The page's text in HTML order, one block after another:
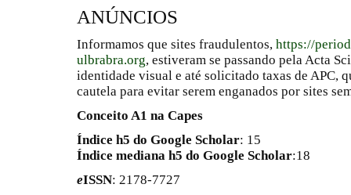
ANÚNCIOS
Informamos que sites fraudulentos, https://
ulbrabra.org, estiveram se passando pela Acta
identidade visual e até solicitado taxas de APC,
cautela para evitar serem enganados por sites
Conceito A1 na Capes
Índice h5 do Google Scholar: 15
Índice mediana h5 do Google Scholar:18
eISSN: 2178-7727